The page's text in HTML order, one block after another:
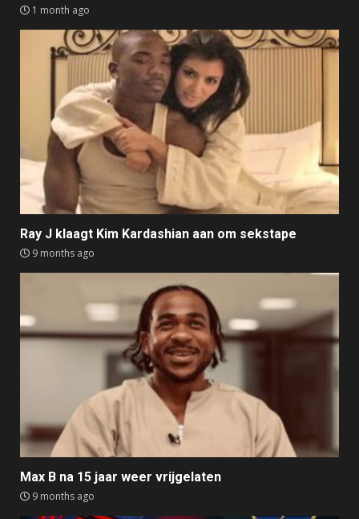
1 month ago
Ray J klaagt Kim Kardashian aan om sekstape
9 months ago
Max B na 15 jaar weer vrijgelaten
9 months ago